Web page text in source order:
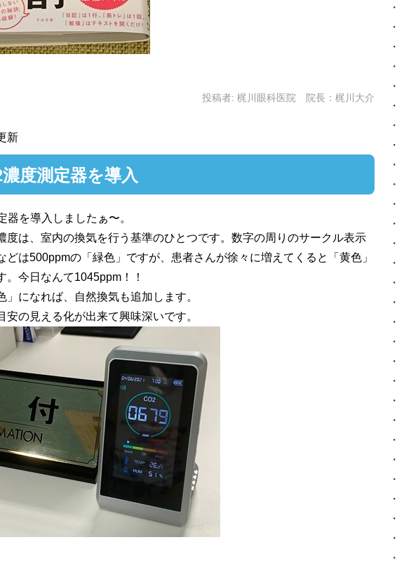
投稿者: 梶川眼科医院 院長：梶川大介
新
度測定器を導入
器を導入しましたぁ〜。
度は、室内の換気を行う基準のひとつです。数字の周りのサークル表示
どは500ppmの「緑色」ですが、患者さんが徐々に増えてくると「黄色」
。今日なんて1045ppm！！
」になれば、自然換気も追加します。
安の見える化が出来て興味深いです。